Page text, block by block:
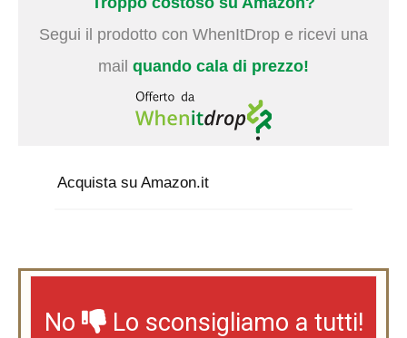
Segui il prodotto con WhenItDrop e ricevi una
mail quando cala di prezzo!
Acquista su Amazon.it
No Lo sconsigliamo a tutti!